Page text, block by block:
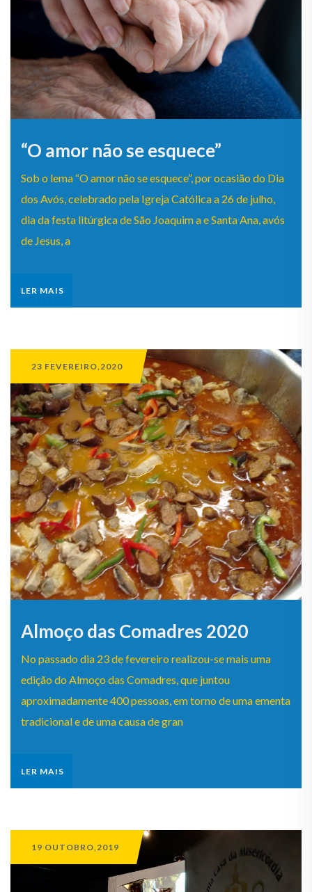
“O amor não se esquece”
Sob o lema “O amor não se esquece”, por ocasião do Dia
dos Avós, celebrado pela Igreja Católica a 26 de julho,
dia da festa litúrgica de São Joaquim a e Santa Ana, avós
de Jesus, a
LER MAIS
23 FEVEREIRO,2020
Almoço das Comadres 2020
No passado dia 23 de fevereiro realizou-se mais uma
edição do Almoço das Comadres, que juntou
aproximadamente 400 pessoas, em torno de uma ementa
tradicional e de uma causa de gran
LER MAIS
19 OUTOBRO,2019